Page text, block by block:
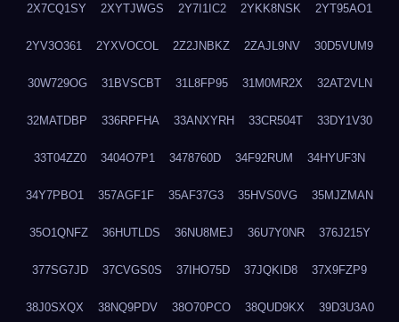
2X7CQ1SY 2XYTJWGS 2Y7I1IC2 2YKK8NSK 2YT95AO1
2YV3O361 2YXVOCOL 2Z2JNBKZ 2ZAJL9NV 30D5VUM9
30W729OG 31BVSCBT 31L8FP95 31M0MR2X 32AT2VLN
32MATDBP 336RPFHA 33ANXYRH 33CR504T 33DY1V30
33T04ZZ0 3404O7P1 3478760D 34F92RUM 34HYUF3N
34Y7PBO1 357AGF1F 35AF37G3 35HVS0VG 35MJZMAN
35O1QNFZ 36HUTLDS 36NU8MEJ 36U7Y0NR 376J215Y
377SG7JD 37CVGS0S 37IHO75D 37JQKID8 37X9FZP9
38J0SXQX 38NQ9PDV 38O70PCO 38QUD9KX 39D3U3A0